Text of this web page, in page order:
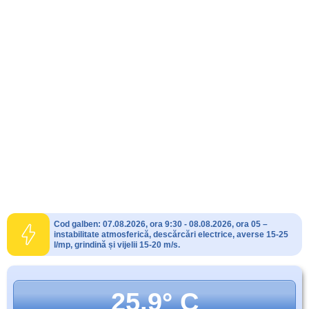
Cod galben: 07.08.2026, ora 9:30 - 08.08.2026, ora 05 –
instabilitate atmosferică, descărcări electrice, averse 15-25
l/mp, grindină și vijelii 15-20 m/s.
25.9° C